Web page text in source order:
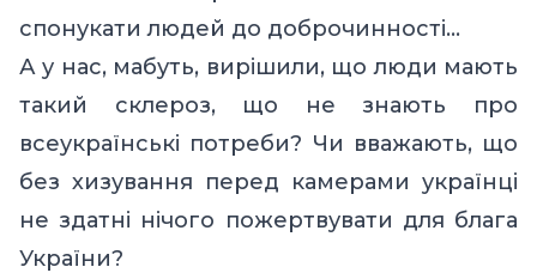
спонукати людей до доброчинності…
А у нас, мабуть, вирішили, що люди мають
такий склероз, що не знають про
всеукраїнські потреби? Чи вважають, що
без хизування перед камерами українці
не здатні нічого пожертвувати для блага
України?